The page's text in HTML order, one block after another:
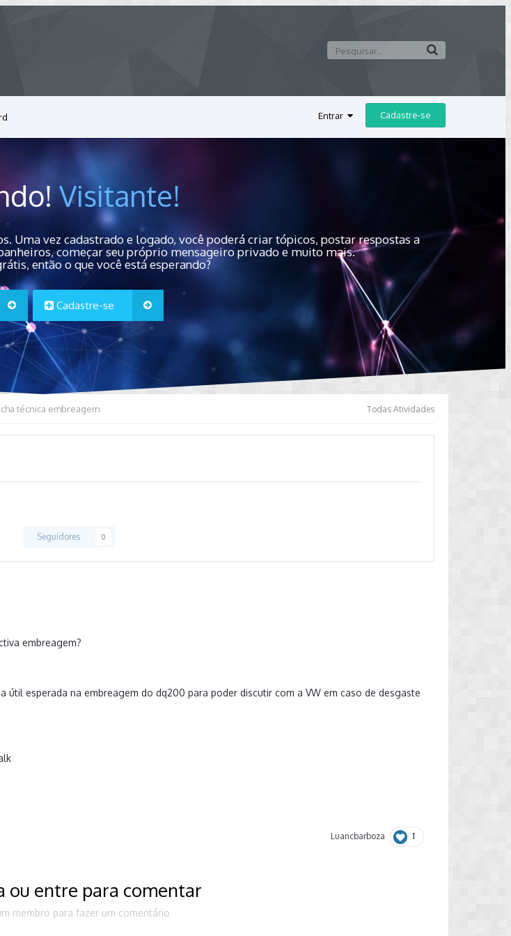
Entrar Cadastre-se
Visitante!
Uma vez cadastrado e logado, você poderá criar tópicos, postar respostas a
começar seu próprio mensageiro privado e muito mais.
então o que você está esperando?
Cadastre-se
Todas Atividades
técnica embreagem
Seguidores 0
embreagem?
útil esperada na embreagem do dq200 para poder discutir com a VW em caso de desgaste
Luancbarboza 1
ou entre para comentar
membro para fazer um comentário